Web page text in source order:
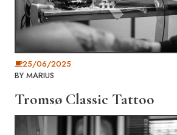
25/06/2025
BY MARIUS
Tromsø Classic Tattoo